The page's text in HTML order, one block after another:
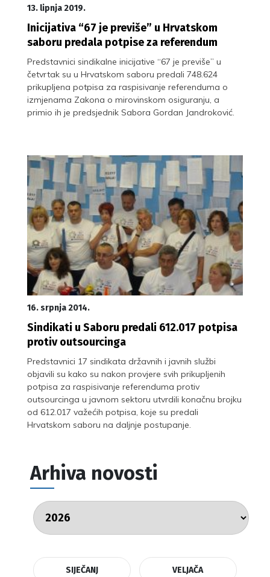
13. lipnja 2019.
Inicijativa “67 je previše” u Hrvatskom
saboru predala potpise za referendum
Predstavnici sindikalne inicijative “67 je previše” u
četvrtak su u Hrvatskom saboru predali 748.624
prikupljena potpisa za raspisivanje referenduma o
izmjenama Zakona o mirovinskom osiguranju, a
primio ih je predsjednik Sabora Gordan Jandroković.
16. srpnja 2014.
Sindikati u Saboru predali 612.017 potpisa
protiv outsourcinga
Predstavnici 17 sindikata državnih i javnih službi
objavili su kako su nakon provjere svih prikupljenih
potpisa za raspisivanje referenduma protiv
outsourcinga u javnom sektoru utvrdili konačnu brojku
od 612.017 važećih potpisa, koje su predali
Hrvatskom saboru na daljnje postupanje.
Arhiva novosti
SIJEČANJ VELJAČA